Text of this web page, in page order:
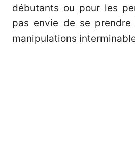
débutants ou pour les
pas envie de se
manipulations